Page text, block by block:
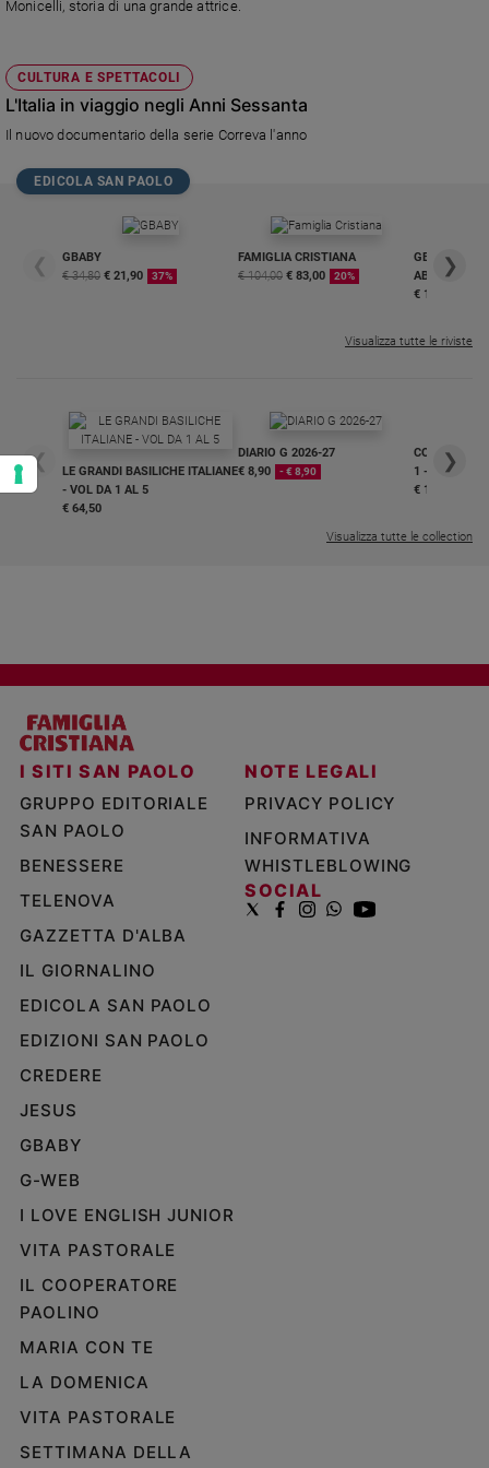
Monicelli, storia di una grande attrice.
CULTURA E SPETTACOLI
L'Italia in viaggio negli Anni Sessanta
Il nuovo documentario della serie Correva l'anno
EDICOLA SAN PAOLO
❮
GBABY
€ 34,80 € 21,90 37%
FAMIGLIA CRISTIANA
€ 104,00 € 83,00 20%
GBABY
€ 16,99
❯
Visualizza tutte le riviste
❮
LE GRANDI BASILICHE ITALIANE
- VOL DA 1 AL 5
€ 64,50
DIARIO G 2026-27
€ 8,90
- € 8,90
COLLANA
1 - 2
€ 18,50
❯
Visualizza tutte le collection
I SITI SAN PAOLO
GRUPPO EDITORIALE
SAN PAOLO
BENESSERE
TELENOVA
GAZZETTA D'ALBA
IL GIORNALINO
EDICOLA SAN PAOLO
EDIZIONI SAN PAOLO
CREDERE
JESUS
GBABY
G-WEB
I LOVE ENGLISH JUNIOR
VITA PASTORALE
IL COOPERATORE
PAOLINO
MARIA CON TE
LA DOMENICA
VITA PASTORALE
SETTIMANA DELLA
NOTE LEGALI
PRIVACY POLICY
INFORMATIVA
WHISTLEBLOWING
SOCIAL